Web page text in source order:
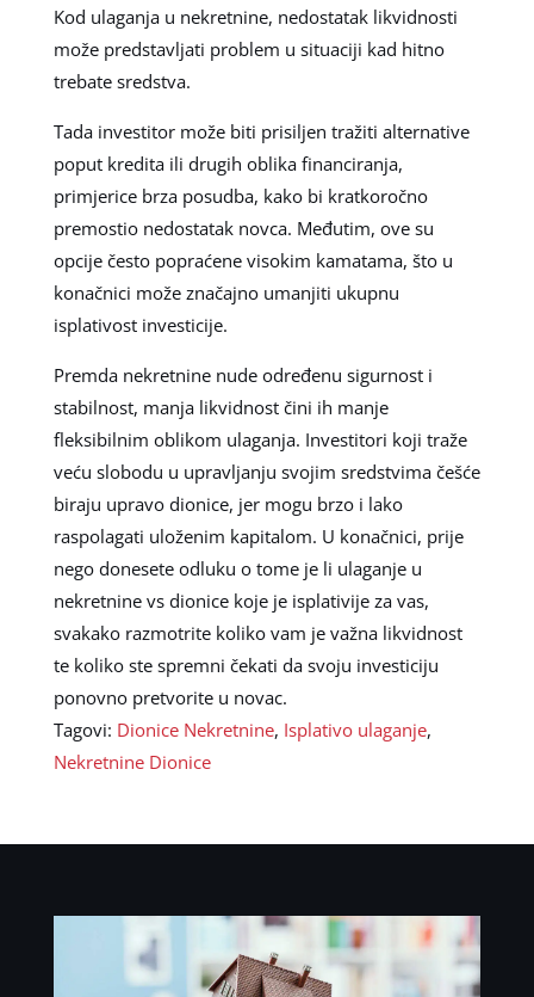
Kod ulaganja u nekretnine, nedostatak likvidnosti
može predstavljati problem u situaciji kad hitno
trebate sredstva.
Tada investitor može biti prisiljen tražiti alternative
poput kredita ili drugih oblika financiranja,
primjerice brza posudba, kako bi kratkoročno
premostio nedostatak novca. Međutim, ove su
opcije često popraćene visokim kamatama, što u
konačnici može značajno umanjiti ukupnu
isplativost investicije.
Premda nekretnine nude određenu sigurnost i
stabilnost, manja likvidnost čini ih manje
fleksibilnim oblikom ulaganja. Investitori koji traže
veću slobodu u upravljanju svojim sredstvima češće
biraju upravo dionice, jer mogu brzo i lako
raspolagati uloženim kapitalom. U konačnici, prije
nego donesete odluku o tome je li ulaganje u
nekretnine vs dionice koje je isplativije za vas,
svakako razmotrite koliko vam je važna likvidnost
te koliko ste spremni čekati da svoju investiciju
ponovno pretvorite u novac.
Tagovi: Dionice Nekretnine, Isplativo ulaganje,
Nekretnine Dionice